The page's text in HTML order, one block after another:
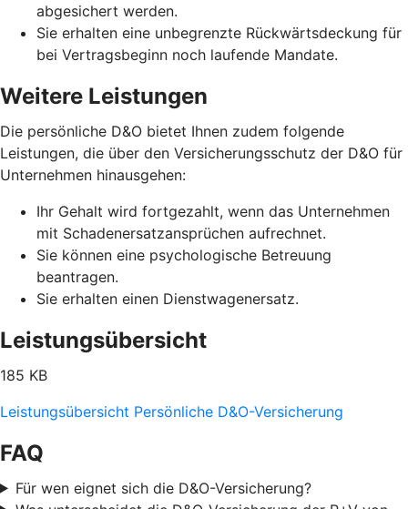
abgesichert werden.
Sie erhalten eine unbegrenzte Rückwärtsdeckung für
bei Vertragsbeginn noch laufende Mandate.
Weitere Leistungen
Die persönliche D&O bietet Ihnen zudem folgende
Leistungen, die über den Versicherungsschutz der D&O für
Unternehmen hinausgehen:
Ihr Gehalt wird fortgezahlt, wenn das Unternehmen
mit Schadenersatzansprüchen aufrechnet.
Sie können eine psychologische Betreuung
beantragen.
Sie erhalten einen Dienstwagenersatz.
Leistungsübersicht
185 KB
Leistungsübersicht Persönliche D&O-Versicherung
FAQ
Für wen eignet sich die D&O-Versicherung?